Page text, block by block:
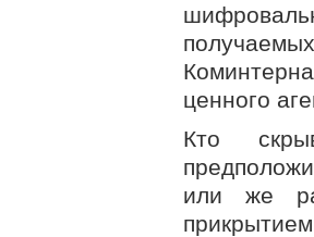
ценного
Кто
или же